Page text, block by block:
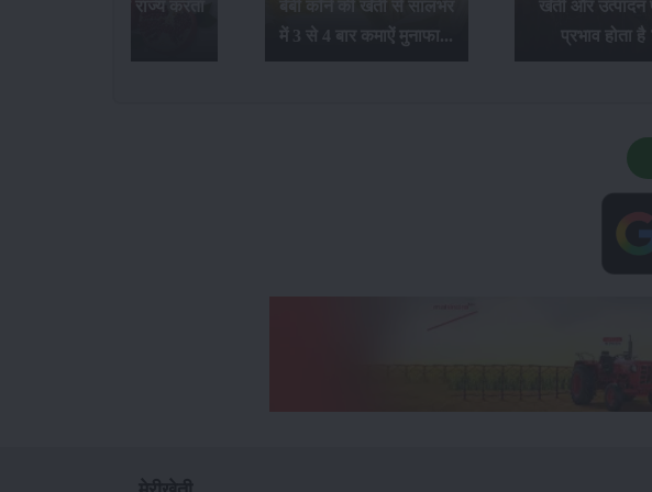
उत्पादन कौन-सा राज्य करता
बेबी कॉर्न की खेती से सालभर
में 3 से 4 बार कमाऐं मुनाफा...
खेती और उत्पादन
प्रभाव होता है